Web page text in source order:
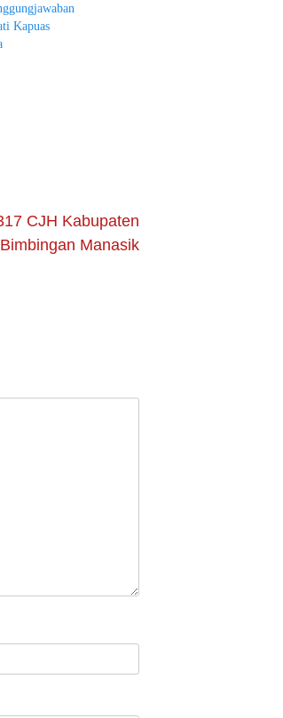
Kapuas
CJH Kabupaten
Manasik